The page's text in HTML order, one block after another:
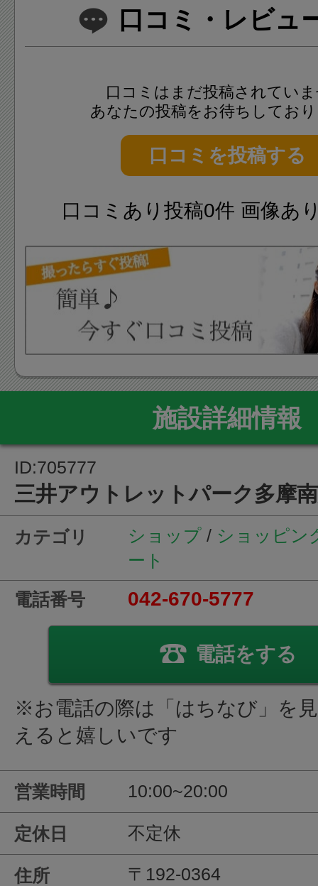
る「驚きと喜び」「上質と先
ています。
公式アプリの「三井ショッピ
プリ」をインストールするこ
新情報が常に配信されますの
にチェックするのに最適です
事帰りの方でいつも賑わいを
す。
口コミ・レビュ
口コミはまだ投稿されてい
あなたの投稿をお待ちしてお
口コミを投稿する
口コミあり投稿0件 画像あ
施設詳細情報
ID:705777
三井アウトレットパーク多摩
カテゴリ ショップ / ショッピン
ート
電話番号
042-670-5777
電話をする
※お電話の際は「はちなび」を
えると嬉しいです
営業時間 10:00~20:00
定休日 不定休
住所 〒192-0364